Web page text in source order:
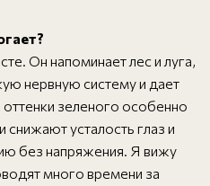
Он напоминает лес и луга,
нервную систему и дает
зеленого особенно
усталость глаз и
без напряжения. Я вижу
много времени за